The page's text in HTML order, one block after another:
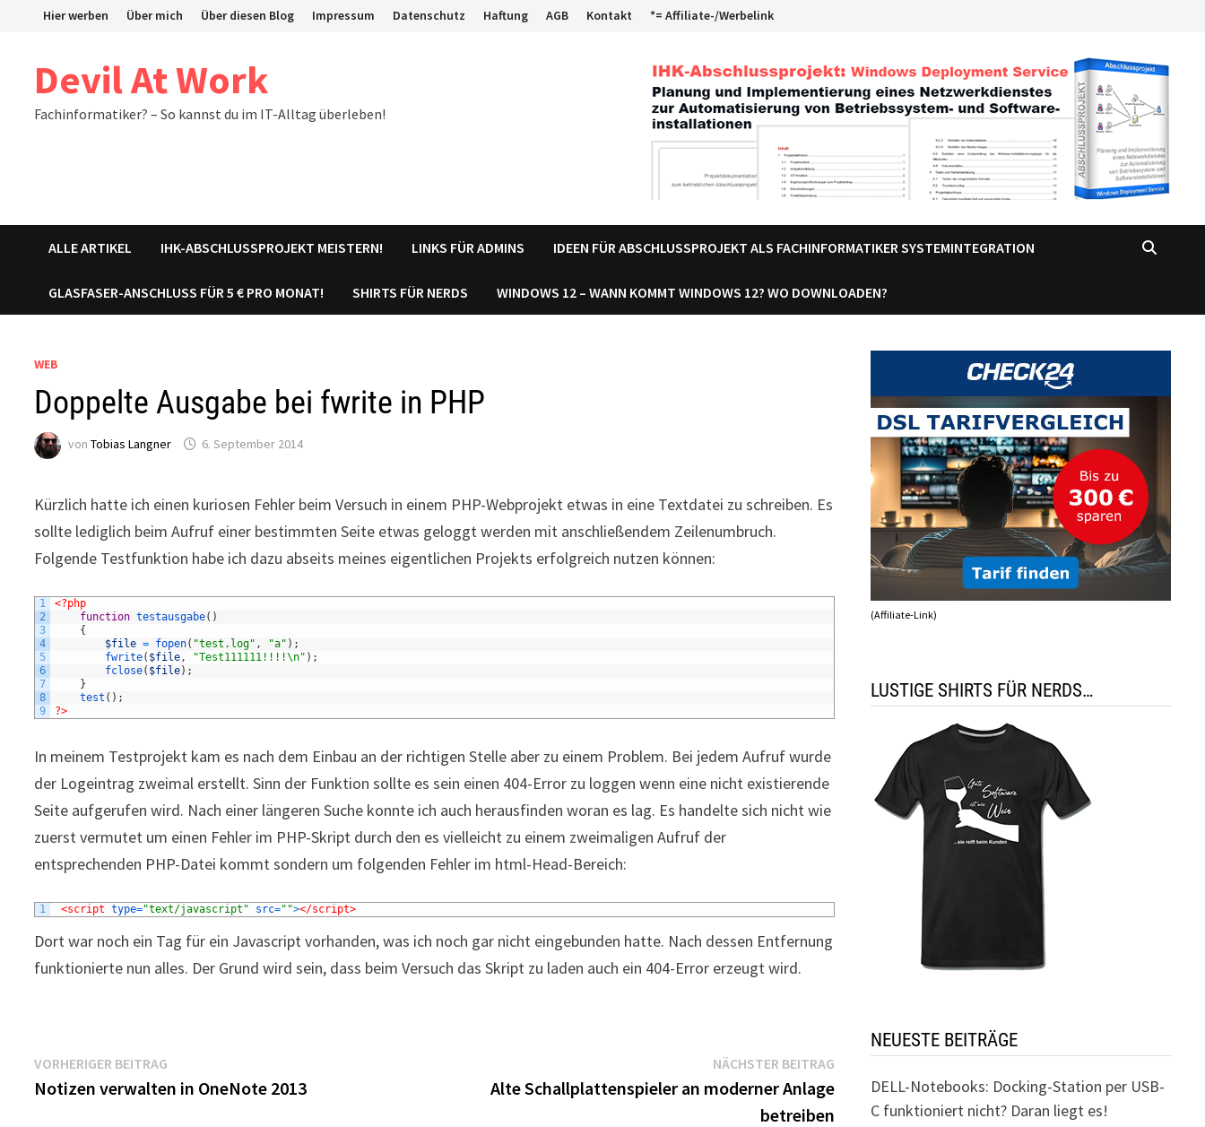
Hier werben Über mich Über diesen Blog Impressum Datenschutz Haftung AGB Kontakt *= Affiliate-/Werbelink
Devil At Work
Fachinformatiker? – So kannst du im IT-Alltag überleben!
ALLE ARTIKEL IHK-ABSCHLUSSPROJEKT MEISTERN! LINKS FÜR ADMINS IDEEN FÜR ABSCHLUSSPROJEKT ALS FACHINFORMATIKER SYSTEMINTEGRATION
GLASFASER-ANSCHLUSS FÜR 5 € PRO MONAT! SHIRTS FÜR NERDS WINDOWS 12 – WANN KOMMT WINDOWS 12? WO DOWNLOADEN?
WEB
Doppelte Ausgabe bei fwrite in PHP
vonTobias Langner 6. September 2014
Kürzlich hatte ich einen kuriosen Fehler beim Versuch in einem PHP-Webprojekt etwas in eine Textdatei zu schreiben. Es
sollte lediglich beim Aufruf einer bestimmten Seite etwas geloggt werden mit anschließendem Zeilenumbruch.
Folgende Testfunktion habe ich dazu abseits meines eigentlichen Projekts erfolgreich nutzen können:
1
2
3
4
5
6
7
8
9
<?php
function testausgabe( )
{
$file = fopen( "test.log" , "a" ) ;
fwrite( $file, "Test111111!!!!\n" ) ;
fclose( $file) ;
}
test ( ) ;
?>
In meinem Testprojekt kam es nach dem Einbau an der richtigen Stelle aber zu einem Problem. Bei jedem Aufruf wurde
der Logeintrag zweimal erstellt. Sinn der Funktion sollte es sein einen 404-Error zu loggen wenn eine nicht existierende
Seite aufgerufen wird. Nach einer längeren Suche konnte ich auch herausfinden woran es lag. Es handelte sich nicht wie
zuerst vermutet um einen Fehler im PHP-Skript durch den es vielleicht zu einem zweimaligen Aufruf der
entsprechenden PHP-Datei kommt sondern um folgenden Fehler im html-Head-Bereich:
1 <script type="text/javascript" src=""></script>
Dort war noch ein Tag für ein Javascript vorhanden, was ich noch gar nicht eingebunden hatte. Nach dessen Entfernung
funktionierte nun alles. Der Grund wird sein, dass beim Versuch das Skript zu laden auch ein 404-Error erzeugt wird.
Beitragsnavigation
VORHERIGER BEITRAG
Beitrag:
Notizen verwalten in OneNote 2013
NÄCHSTER BEITRAGNächster
Beitrag:
Alte Schallplattenspieler an moderner Anlage
betreiben
(Affiliate-Link)
LUSTIGE SHIRTS FÜR NERDS…
NEUESTE BEITRÄGE
DELL-Notebooks: Docking-Station per USB-
C funktioniert nicht? Daran liegt es!